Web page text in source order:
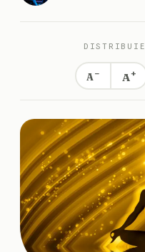
DISTRIBUIE
A − A+